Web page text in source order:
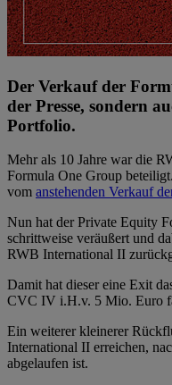
Der Verkauf der
der Presse, sondern
Portfolio.
Mehr als 10 Jahre war die
Formula One Group
vom anstehenden Verkauf
Nun hat der Private Equity
schrittweise veräußert und
RWB International II
Damit hat dieser eine Exit
CVC IV i.H.v. 5 Mio. Euro
Ein weiterer kleinerer
International II erreichen,
abgelaufen ist.